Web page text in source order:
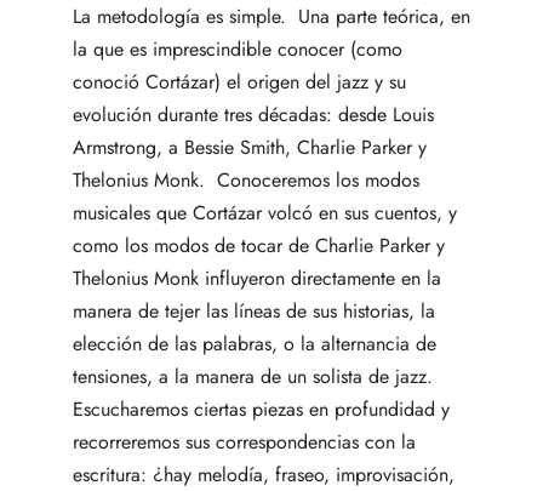
La metodología es simple. Una parte teórica, en
la que es imprescindible conocer (como
conoció Cortázar) el origen del jazz y su
evolución durante tres décadas: desde Louis
Armstrong, a Bessie Smith, Charlie Parker y
Thelonius Monk. Conoceremos los modos
musicales que Cortázar volcó en sus cuentos, y
como los modos de tocar de Charlie Parker y
Thelonius Monk influyeron directamente en la
manera de tejer las líneas de sus historias, la
elección de las palabras, o la alternancia de
tensiones, a la manera de un solista de jazz.
Escucharemos ciertas piezas en profundidad y
recorreremos sus correspondencias con la
escritura: ¿hay melodía, fraseo, improvisación,